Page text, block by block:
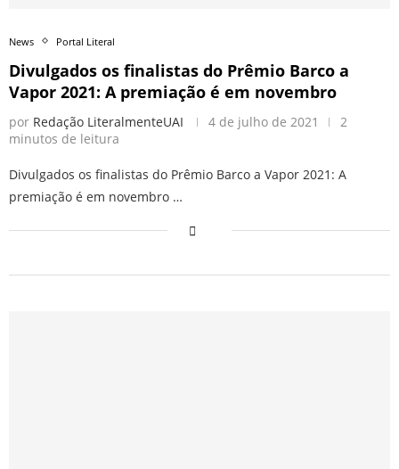
News Portal Literal
Divulgados os finalistas do Prêmio Barco a
Vapor 2021: A premiação é em novembro
por Redação LiteralmenteUAI 4 de julho de 2021
2
minutos de leitura
Divulgados os finalistas do Prêmio Barco a Vapor 2021: A
premiação é em novembro …